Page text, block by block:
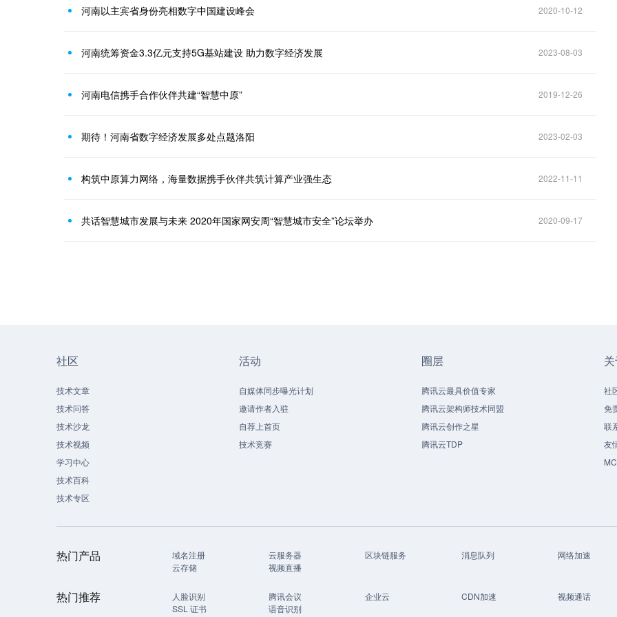
河南以主宾省身份亮相数字中国建设峰会 2020-10-12
河南统筹资金3.3亿元支持5G基站建设 助力数字经济发展 2023-08-03
河南电信携手合作伙伴共建“智慧中原” 2019-12-26
期待！河南省数字经济发展多处点题洛阳 2023-02-03
构筑中原算力网络，海量数据携手伙伴共筑计算产业强生态 2022-11-11
共话智慧城市发展与未来 2020年国家网安周“智慧城市安全”论坛举办 2020-09-17
社区
技术文章
技术问答
技术沙龙
技术视频
学习中心
技术百科
技术专区
活动
自媒体同步曝光计划
邀请作者入驻
自荐上首页
技术竞赛
圈层
腾讯云最具价值专家
腾讯云架构师技术同盟
腾讯云创作之星
腾讯云TDP
社
免
联
友
热门产品 域名注册 云服务器 区块链服务 消息队列
网络加速
云存储
视频直播
热门推荐 人脸识别 腾讯会议 企业云 CDN加速
视频通话
SSL 证书
语音识别